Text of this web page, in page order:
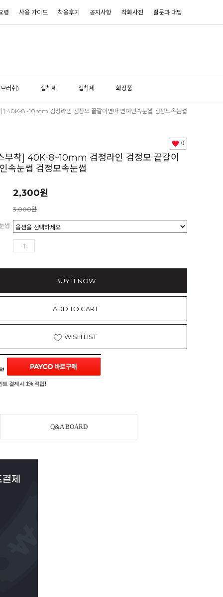
령 사용 가이드 착용후기 공지사항 착화사진 질문과 대답
러쉬) 접착제 접착제 화장품
] 40K-8~10mm 검정라인 검정모 끝갈이연마 연예인속눈썹 검정모속눈썹
0
부착] 40K-8~10mm 검정라인 검정모 끝갈이
속눈썹 검정모속눈썹
2,300원
3,000원
썹
BUY IT NOW
ADD TO CART
WISH LIST
트 결제시 1% 적립!
Q&A BOARD